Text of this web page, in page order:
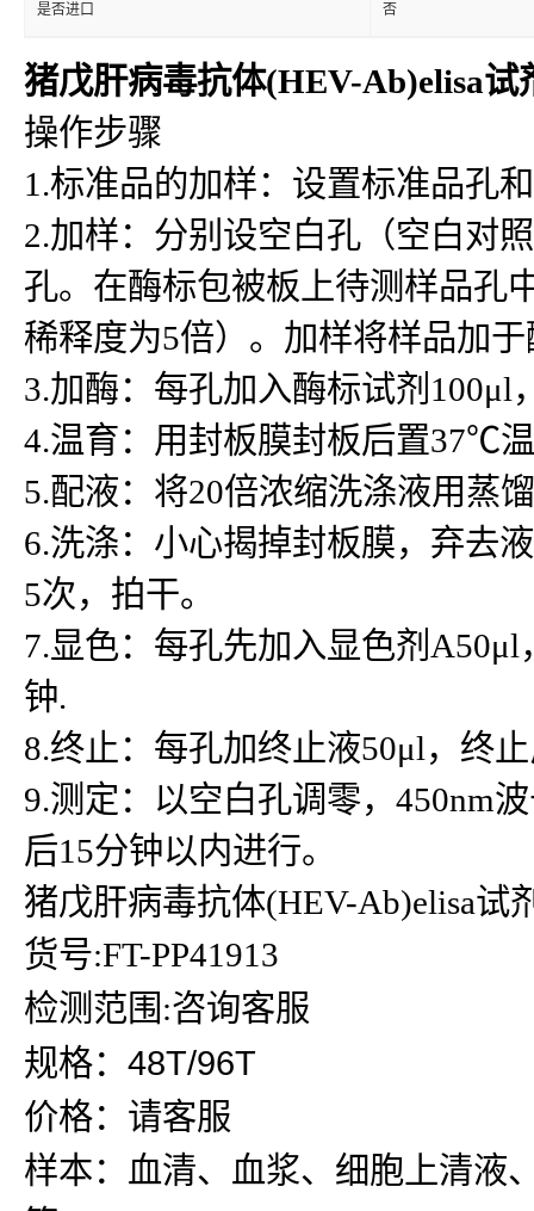
是否进口 否
猪戊肝病毒抗体(HEV-Ab)elisa试
操作步骤
1.标准品的加样：设置标准品孔
2.加样：分别设空白孔（空白对
孔。在酶标包被板上待测样品孔
稀释度为5倍）。加样将样品加
3.加酶：每孔加入酶标试剂100μl
4.温育：用封板膜封板后置37℃
5.配液：将20倍浓缩洗涤液用蒸
6.洗涤：小心揭掉封板膜，弃去
5次，拍干。
7.显色：每孔先加入显色剂
钟.
8.终止：每孔加终止液50μl，终
9.测定：以空白孔调零，450nm
后15分钟以内进行。
猪戊肝病毒抗体(HEV-Ab)elisa试
货号:FT-PP41913
检测范围:咨询客服
规格：48T/96T
价格：请客服
样本：血清、血浆、细胞上清液